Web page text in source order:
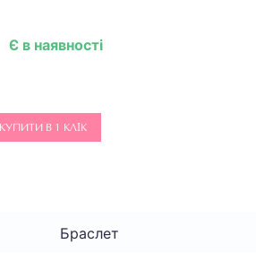
Є в наявності
КУПИТИ В 1 КЛІК
Браслет